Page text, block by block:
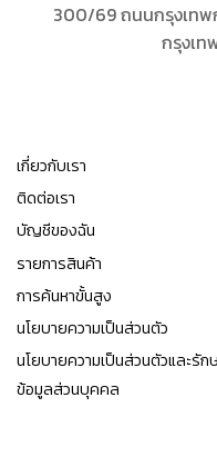
300/69 ถนนกรุงเทพ
กรุงเท
เกี่ยวกับเรา
ติดต่อเรา
บัญชีของฉัน
รายการสินค้า
การค้นหาขั้นสูง
นโยบายความเป็นส่วนตัว
นโยบายความเป็นส่วนตัวและรัก
ข้อมูลส่วนบุคคล